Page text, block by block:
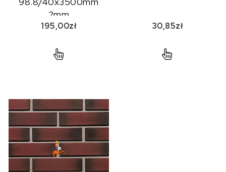
2mm
195,00zł 30,85zł